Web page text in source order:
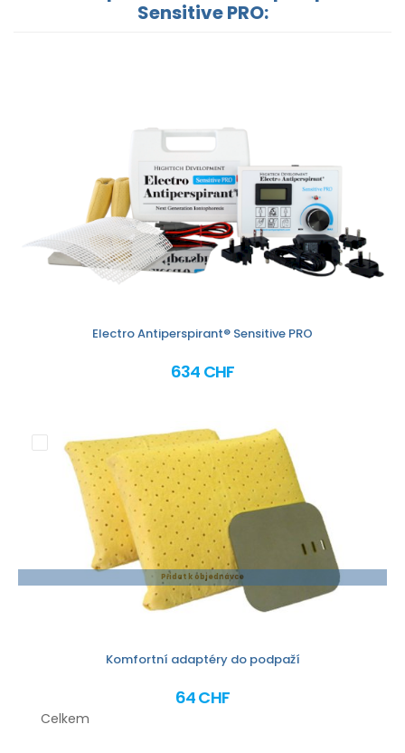
Sensitive PRO:
Electro Antiperspirant® Sensitive PRO
634 CHF
Přidat k objednávce
Komfortní adaptéry do podpaží
64 CHF
Celkem